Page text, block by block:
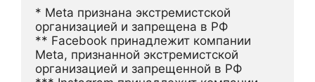
* Meta признана экстремистской
организацией и запрещена в РФ
** Facebook принадлежит компании
Meta, признанной экстремистской
организацией и запрещенной в РФ